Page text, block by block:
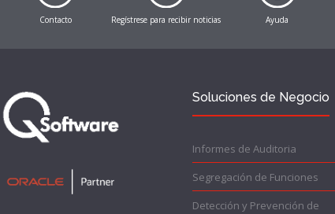
Contacto Regístrese para recibir noticias Ayuda
Soluciones de Negocio
Informes de Auditoria
Segregación de Funciones
Detección y Prevención de